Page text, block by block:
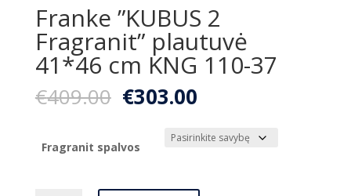
Franke ”KUBUS 2
Fragranit” plautuvė
41*46 cm KNG 110-37
€409.00 Original
price
€409.00.
€303.00Current
is:
€303.00.
Fragranit spalvos